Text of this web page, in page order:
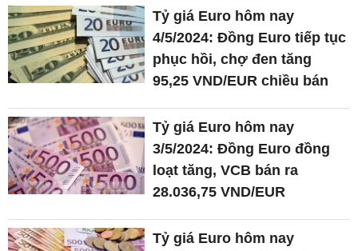
Tỷ giá Euro hôm nay
4/5/2024: Đồng Euro tiếp tục
phục hồi, chợ đen tăng
95,25 VND/EUR chiều bán
Tỷ giá Euro hôm nay
3/5/2024: Đồng Euro đồng
loạt tăng, VCB bán ra
28.036,75 VND/EUR
Tỷ giá Euro hôm nay